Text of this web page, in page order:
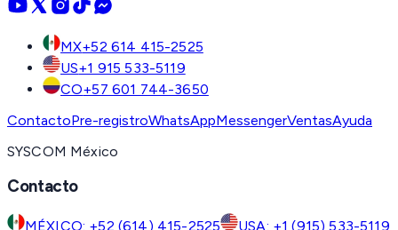
MX+52 614 415-2525
US+1 915 533-5119
CO+57 601 744-3650
ContactoPre-registroWhatsAppMessengerVentasAyuda
SYSCOM México
Contacto
MÉXICO: +52 (614) 415-2525 USA: +1 (915) 533-5119